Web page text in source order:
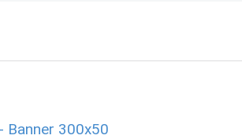
Banner 300x50